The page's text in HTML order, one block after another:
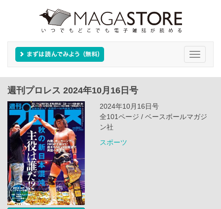
Toggle
週刊プロレス 2024年10月16日号
2024年10月16日号
全101ページ / ベースボールマガジ
ン社
スポーツ